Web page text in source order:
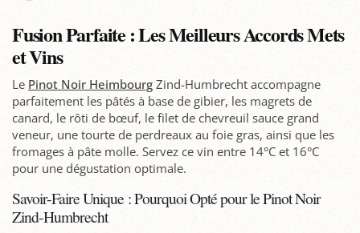
Fusion Parfaite : Les Meilleurs Accords Mets
et Vins
Le Pinot Noir Heimbourg Zind-Humbrecht accompagne
parfaitement les pâtés à base de gibier, les magrets de
canard, le rôti de bœuf, le filet de chevreuil sauce grand
veneur, une tourte de perdreaux au foie gras, ainsi que les
fromages à pâte molle. Servez ce vin entre 14°C et 16°C
pour une dégustation optimale.
Savoir-Faire Unique : Pourquoi Opté pour le Pinot Noir
Zind-Humbrecht